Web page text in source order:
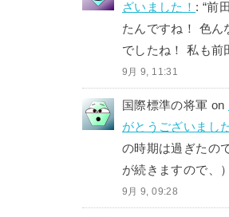
ざいました！ : “前
たんですね！ 色ん
でしたね！ 私も
9月 9, 11:31
国際標準の将軍 on
がとうございまし
の時期は過ぎたの
が続きますので、
9月 9, 09:28